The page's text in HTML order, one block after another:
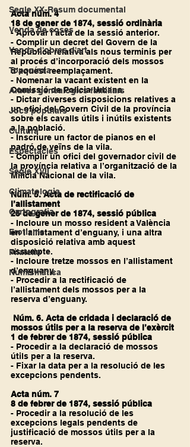
Segle XX-Resum documental
Venda de coses
Venda d'obres d'art
Toponímia
Arbres genealògics familiars
Jocs populars
Cultura
Espectacles
Segle XVII
Climatologia
Cartografia
Erotisme
Filatelia
Numismática
Acta núm. 4
18 de gener de 1874, sessió ordinària
- Aprovar l’acta de la sessió anterior.
- Complir un decret del Govern de la
República relativa als nous terminis per
al procés d’incorporació dels mossos
d’aquest reemplaçament.
- Nomenar la vacant existent en la
Comissió de Policia Urbana.
- Dictar diverses disposicions relatives a
un ofici del Govern Civil de la província
sobre els cavalls útils i inútils existents
a la població.
- Inscriure un factor de pianos en el
padró de veïns de la vila.
- Complir un ofici del governador civil de
la província relativa a l’organització de la
Milícia Nacional de la vila.
Núm. 5. Acta de rectificació de
l’allistament
25 de gener de 1874, sessió pública
- Incloure un mosso resident a València
en l’allistament d’enguany, i una altra
disposició relativa amb aquest
assumpte.
- Incloure tretze mossos en l’allistament
d’enguany.
- Procedir a la rectificació de
l’allistament dels mossos per a la
reserva d’enguany.
Núm. 6. Acta de cridada i declaració de
mossos útils per a la reserva de l’exèrcit
1 de febrer de 1874, sessió pública
- Procedir a la declaració de mossos
útils per a la reserva.
- Fixar la data per a la resolució de les
excepcions pendents.
Acta núm. 7
8 de febrer de 1874, sessió pública
- Procedir a la resolució de les
excepcions legals pendents de
justificació de mossos útils per a la
reserva.